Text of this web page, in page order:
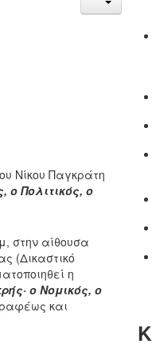
Νίκου Παγκράτη
ο Πολιτικός, ο
στην αίθουσα
(Δικαστικό
η
ο Νομικός, ο
και